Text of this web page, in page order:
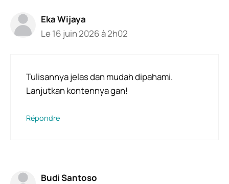
Eka Wijaya
Le 16 juin 2026 à 2h02
Tulisannya jelas dan mudah dipahami.
Lanjutkan kontennya gan!
Répondre
Budi Santoso